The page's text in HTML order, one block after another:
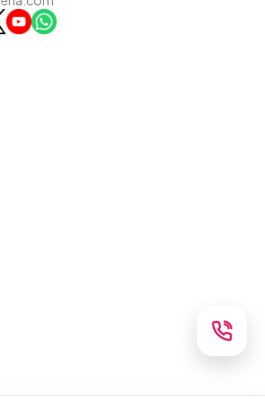
WhatsApp